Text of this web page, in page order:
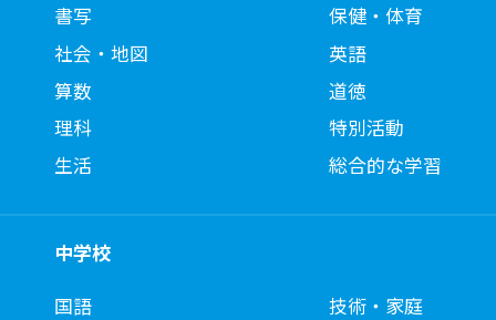
書写
社会・地図
算数
理科
生活
保健・体育
英語
道徳
特別活動
総合的な学習
中学校
国語
技術・家庭